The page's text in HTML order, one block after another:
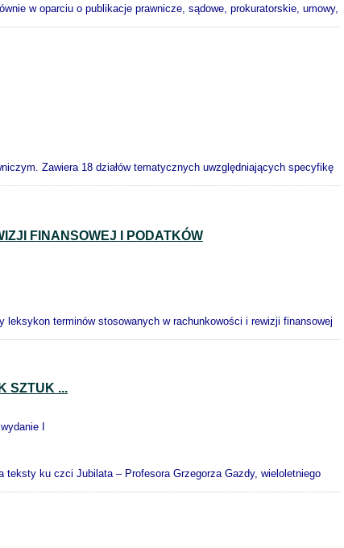
w oparciu o publikacje prawnicze, sądowe, prokuratorskie, umowy,
Zawiera 18 działów tematycznych uwzględniających specyfikę
FINANSOWEJ I PODATKÓW
terminów stosowanych w rachunkowości i rewizji finansowej
SZTUK ...
I
teksty ku czci Jubilata – Profesora Grzegorza Gazdy, wieloletniego